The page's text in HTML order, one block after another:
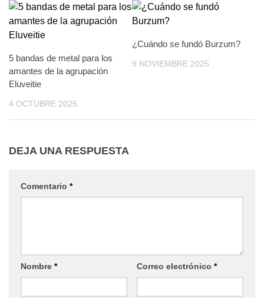
5 bandas de metal para los
amantes de la agrupación
Eluveitie
4 OCTUBRE 2025
¿Cuándo se fundó Burzum?
9 NOVIEMBRE 2025
DEJA UNA RESPUESTA
Comentario *
Nombre * Correo electrónico *